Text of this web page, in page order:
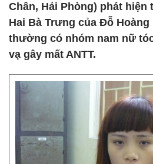
Chân, Hải Phòng) phát hiện
Hai Bà Trưng của Đỗ Hoàng
thường có nhóm nam nữ
vạ gây mất ANTT.